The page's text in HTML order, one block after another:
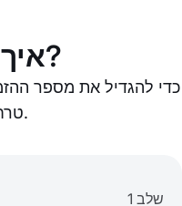
איך זה עובד?
טרחה מיותרת.
שלב 1